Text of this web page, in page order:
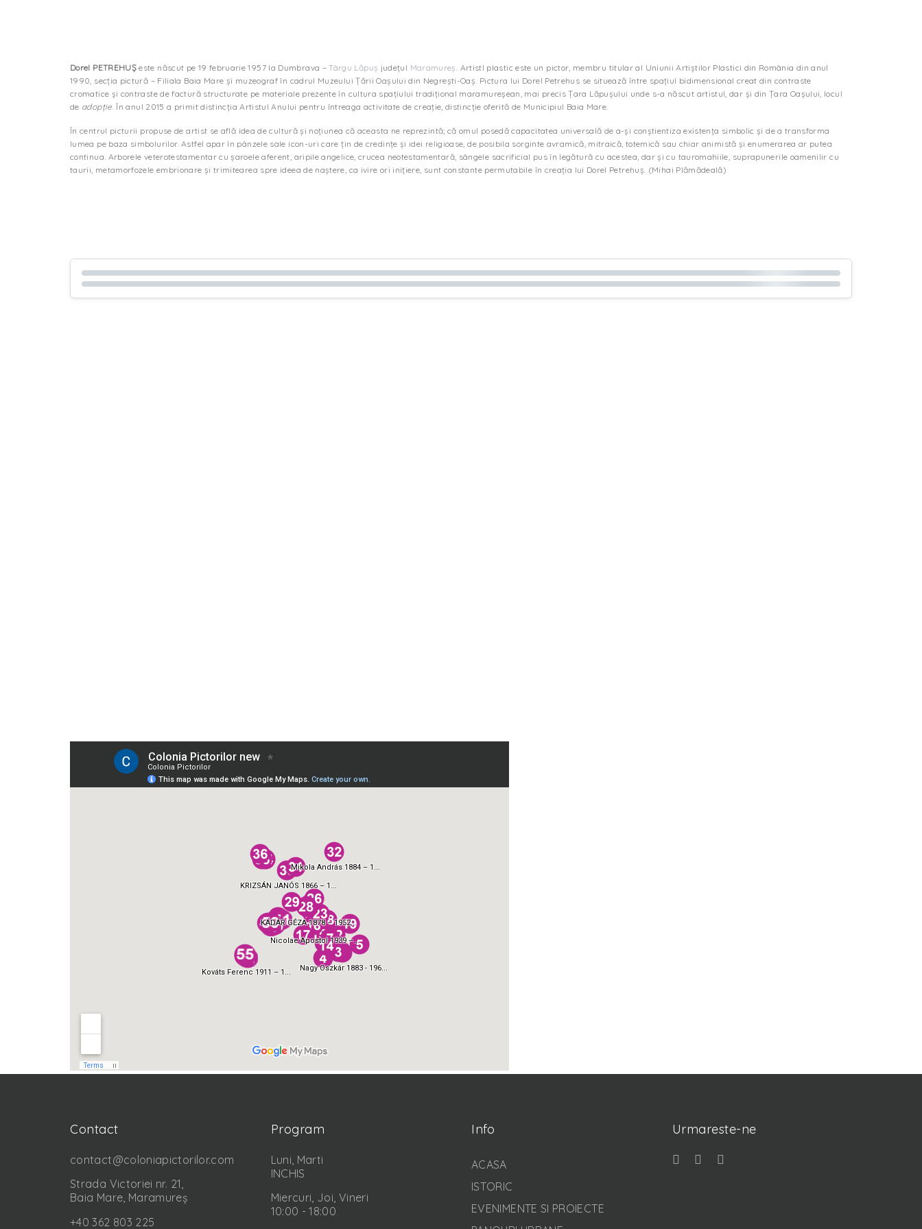
Dorel PETREHUȘ este născut pe 19 februarie 1957 la Dumbrava –Târgu Lăpuș județul Maramureș. Artistl plastic este un pictor, membru titular al Uniunii Artiștilor Plastici din România din anul
1990, secția pictură – Filiala Baia Mare și muzeograf în cadrul Muzeului Țării Oașului din Negrești-Oaș. Pictura lui Dorel Petrehus se situează între spațiul bidimensional creat din contraste
cromatice și contraste de factură structurate pe materiale prezente în cultura spațiului tradițional maramureșean, mai precis Țara Lăpușului unde s-a născut artistul, dar și din Țara Oașului, locul
de adopție. În anul 2015 a primit distincția Artistul Anului pentru întreaga activitate de creație, distincție oferită de Municipiul Baia Mare.
În centrul picturii propuse de artist se află idea de cultură și noțiunea că aceasta ne reprezintă; că omul posedă capacitatea universală de a-și conștientiza existența simbolic și de a transforma
lumea pe baza simbolurilor. Astfel apar în pânzele sale icon-uri care țin de credințe și idei religioase, de posibila sorginte avramică, mitraică, totemică sau chiar animistă și enumerarea ar putea
continua. Arborele veterotestamentar cu șaroele aferent, aripile angelice, crucea neotestamentară, sângele sacrificial pus în legătură cu acestea, dar și cu tauromahiile, suprapunerile oamenilir cu
taurii, metamorfozele embrionare și trimitearea spre ideea de naștere, ca ivire ori inițiere, sunt constante permutabile în creația lui Dorel Petrehuș. (Mihai Plămădeală)
Contact
contact@coloniapictorilor.com
Strada Victoriei nr. 21,
Baia Mare, Maramureș
+40 362 803 225
Program
Luni, Marti
INCHIS
Miercuri, Joi, Vineri
10:00 - 18:00
Info
ACASA
ISTORIC
EVENIMENTE SI PROIECTE
Urmareste-ne